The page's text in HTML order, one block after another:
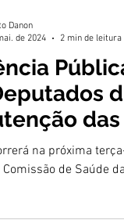
de
na próxima
de Saúde
Danon
de 2024
2 min de leitura